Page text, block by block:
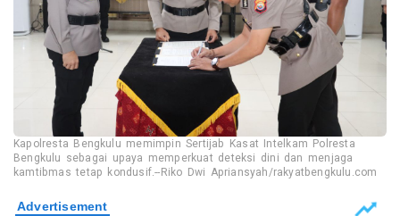
Kapolresta Bengkulu memimpin Sertijab Kasat Intelkam Polresta
Bengkulu sebagai upaya memperkuat deteksi dini dan menjaga
kamtibmas tetap kondusif.--Riko Dwi Apriansyah/rakyatbengkulu.com